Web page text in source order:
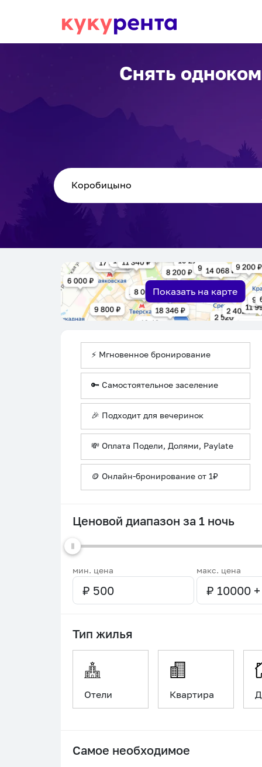
Снять
Показать на карте
⚡ Мгновенное бронирование
🔑 Самостоятельное заселение
🎉 Подходит для вечеринок
💸 Оплата Подели, Долями, Paylate
🪙 Онлайн-бронирование от 1₽
Ценовой диапазон за 1 ночь
мин. цена макс. цена
Тип жилья
Отели Квартира
Самое необходимое